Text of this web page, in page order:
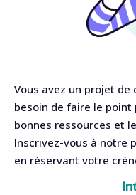
Vous avez un projet de
besoin de faire le
bonnes ressources et
Inscrivez-vous à notre
en réservant votre